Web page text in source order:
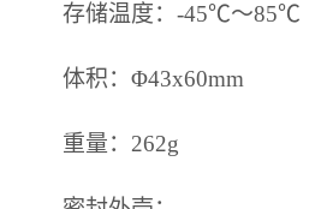
存储温度： -45℃～85℃
体积： Φ43x60mm
重量： 262g